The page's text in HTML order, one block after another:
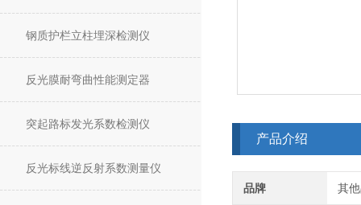
钢质护栏立柱埋深检测仪
反光膜耐弯曲性能测定器
突起路标发光系数检测仪
反光标线逆反射系数测量仪
产品介绍
品牌 其